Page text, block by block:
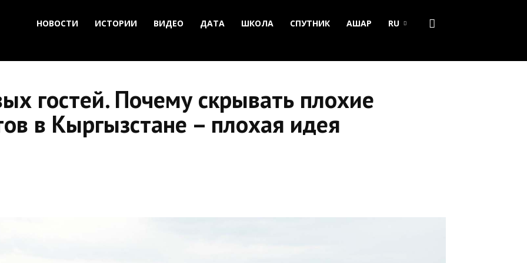
НОВОСТИ ИСТОРИИ ВИДЕО ДАТА ШКОЛА СПУТНИК АШАР RU
гостей. Почему скрывать плохие
в Кыргызстане – плохая идея